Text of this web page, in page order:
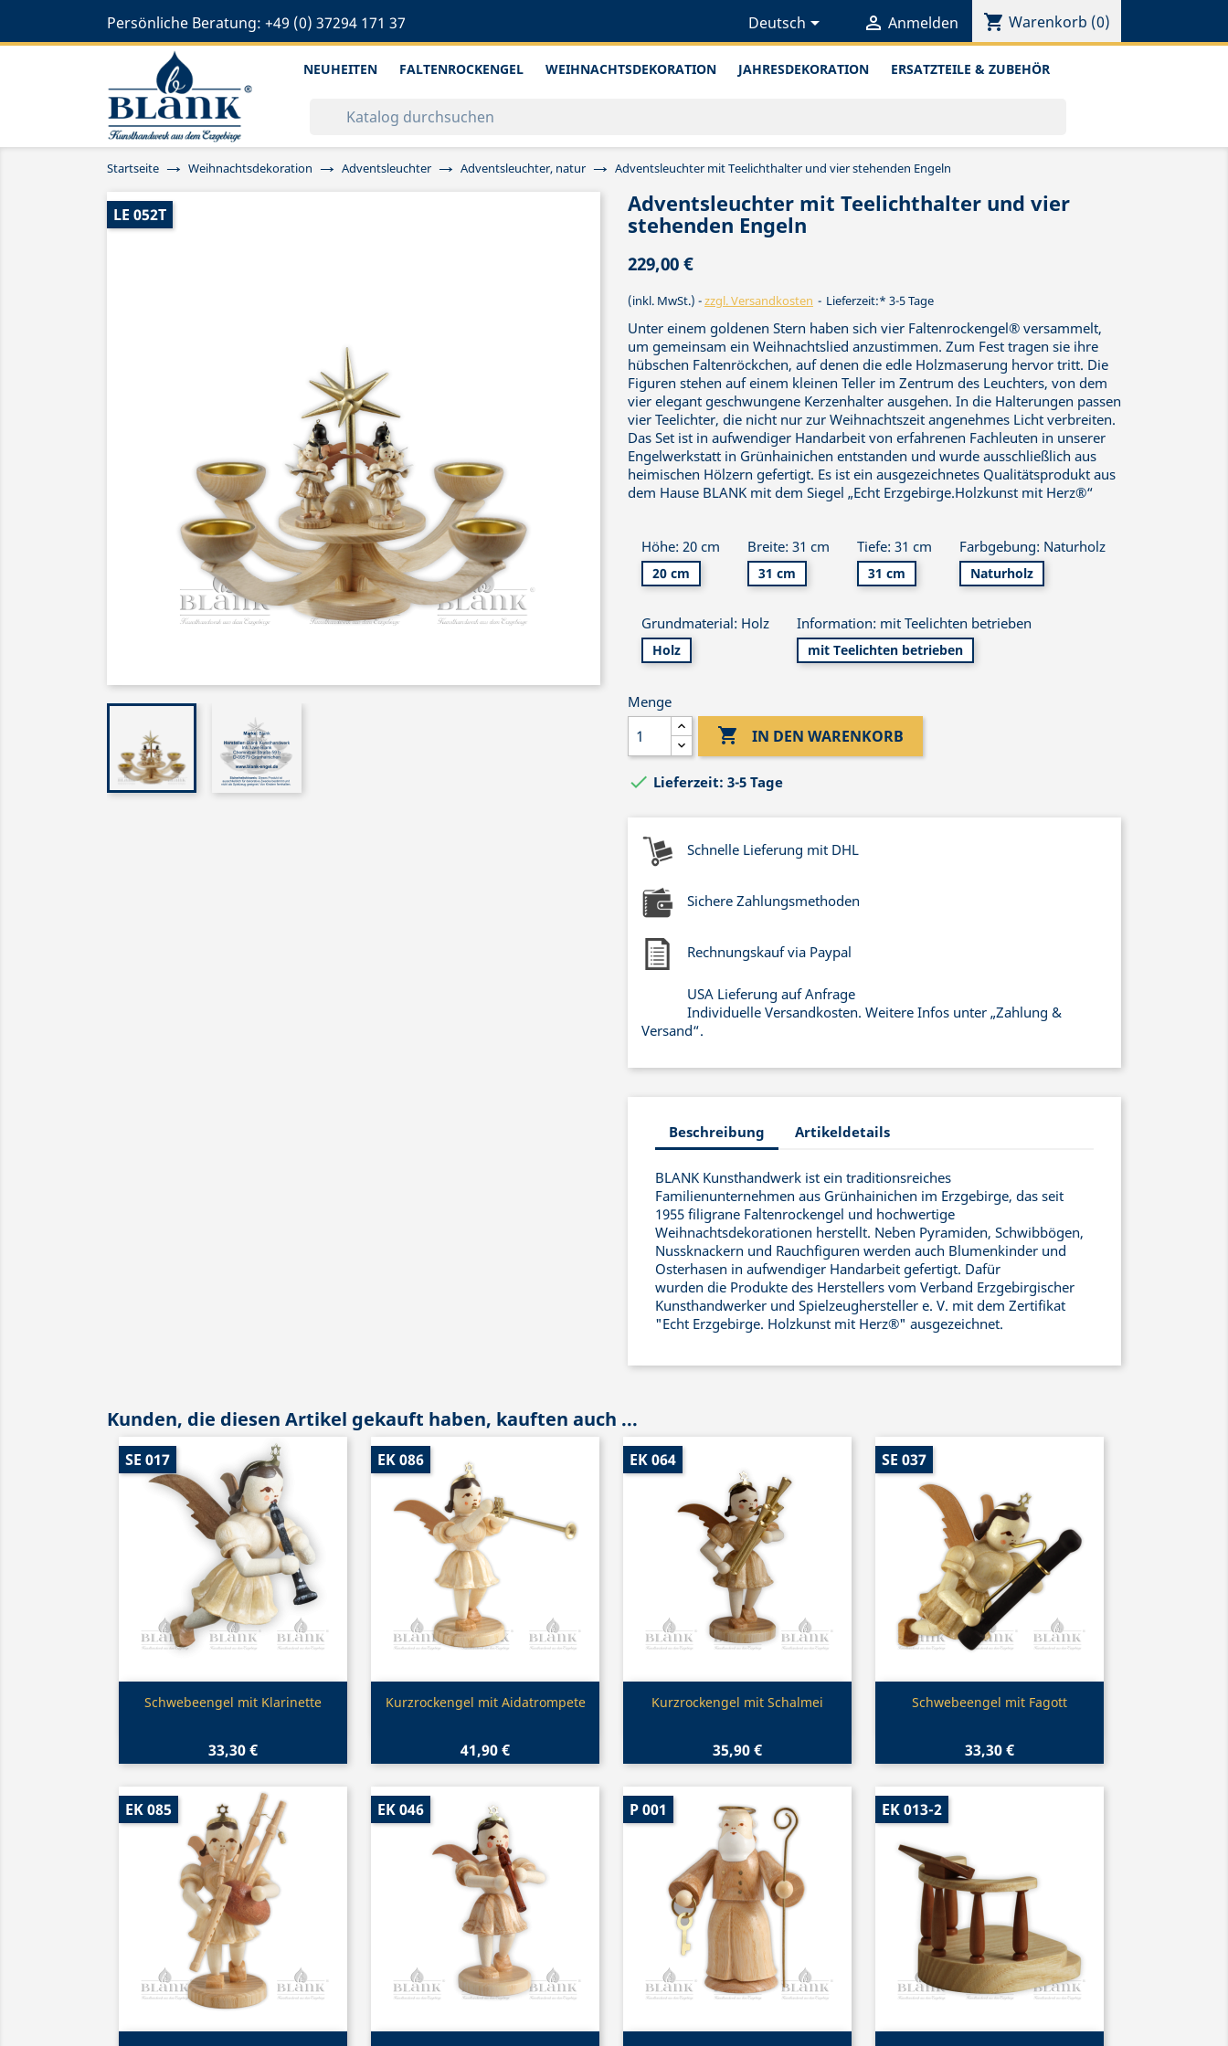
Persönliche Beratung: +49 (0) 37294 171 37 Deutsch  Anmelden shopping_cart Warenkorb (0)
NEUHEITEN FALTENROCKENGEL WEIHNACHTSDEKORATION JAHRESDEKORATION ERSATZTEILE & ZUBEHÖR
Startseite Weihnachtsdekoration Adventsleuchter Adventsleuchter, natur Adventsleuchter mit Teelichthalter und vier stehenden Engeln
LE 052T
Adventsleuchter mit Teelichthalter und vier
stehenden Engeln
229,00 €
(inkl. MwSt.) zzgl. Versandkosten Lieferzeit:* 3-5 Tage
Unter einem goldenen Stern haben sich vier Faltenrockengel® versammelt,
um gemeinsam ein Weihnachtslied anzustimmen. Zum Fest tragen sie ihre
hübschen Faltenröckchen, auf denen die edle Holzmaserung hervor tritt. Die
Figuren stehen auf einem kleinen Teller im Zentrum des Leuchters, von dem
vier elegant geschwungene Kerzenhalter ausgehen. In die Halterungen passen
vier Teelichter, die nicht nur zur Weihnachtszeit angenehmes Licht verbreiten.
Das Set ist in aufwendiger Handarbeit von erfahrenen Fachleuten in unserer
Engelwerkstatt in Grünhainichen entstanden und wurde ausschließlich aus
heimischen Hölzern gefertigt. Es ist ein ausgezeichnetes Qualitätsprodukt aus
dem Hause BLANK mit dem Siegel „Echt Erzgebirge.Holzkunst mit Herz®“
Höhe: 20 cm
20 cm
Breite: 31 cm
31 cm
Tiefe: 31 cm
31 cm
Farbgebung: Naturholz
Naturholz
Grundmaterial: Holz
Holz
Information: mit Teelichten betrieben
mit Teelichten betrieben
Menge
 IN DEN WARENKORB
 Lieferzeit: 3-5 Tage
Schnelle Lieferung mit DHL
Sichere Zahlungsmethoden
Rechnungskauf via Paypal
USA Lieferung auf Anfrage
Individuelle Versandkosten. Weitere Infos unter „Zahlung &
Versand“.
Beschreibung Artikeldetails
BLANK Kunsthandwerk ist ein traditionsreiches
Familienunternehmen aus Grünhainichen im Erzgebirge, das seit
1955 filigrane Faltenrockengel und hochwertige
Weihnachtsdekorationen herstellt. Neben Pyramiden, Schwibbögen,
Nussknackern und Rauchfiguren werden auch Blumenkinder und
Osterhasen in aufwendiger Handarbeit gefertigt. Dafür
wurden die Produkte des Herstellers vom Verband Erzgebirgischer
Kunsthandwerker und Spielzeughersteller e. V. mit dem Zertifikat
"Echt Erzgebirge. Holzkunst mit Herz®" ausgezeichnet.
Kunden, die diesen Artikel gekauft haben, kauften auch ...
Vorschau
Schwebeengel mit Klarinette
33,30 €
SE 017
Vorschau
Kurzrockengel mit Aidatrompete
41,90 €
EK 086
Vorschau
Kurzrockengel mit Schalmei
35,90 €
EK 064
Vorschau
Schwebeengel mit Fagott
33,30 €
SE 037
EK 085 EK 046 P 001 EK 013-2